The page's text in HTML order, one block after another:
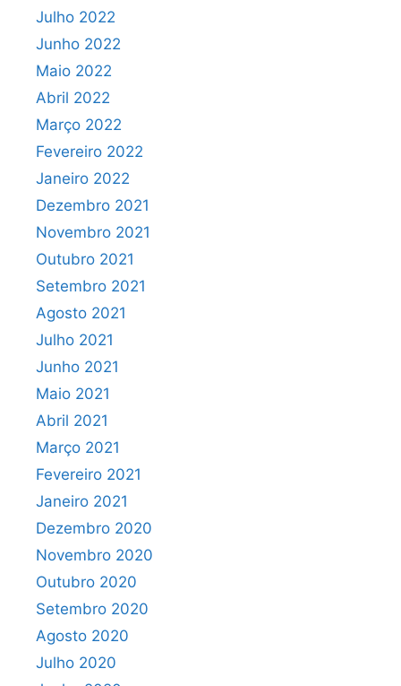
Julho 2022
Junho 2022
Maio 2022
Abril 2022
Março 2022
Fevereiro 2022
Janeiro 2022
Dezembro 2021
Novembro 2021
Outubro 2021
Setembro 2021
Agosto 2021
Julho 2021
Junho 2021
Maio 2021
Abril 2021
Março 2021
Fevereiro 2021
Janeiro 2021
Dezembro 2020
Novembro 2020
Outubro 2020
Setembro 2020
Agosto 2020
Julho 2020